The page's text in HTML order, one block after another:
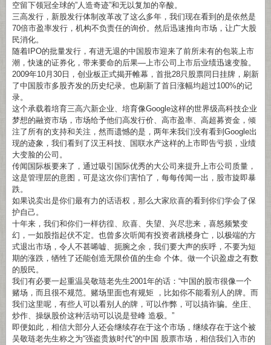
空留下领冠全球的”人造奇迹”和无以复加的辛酸。
三高发行，新股发行体制改革改了这么多年，我们现在看到的是依然是
70倍市盈率发行，机构不负责任的询价。然后迅速推向市场，让广大股
民消化。
随着IPO的批量发行，有进无退的中国股市迎来了前所未有的包装上市
潮，快速的证券化，带来要命的后果—上市公司上市后业绩迅速变脸。
2009年10月30日，创业板正式揭开帷幕，首批28只股票同日挂牌，刷新
了中国股市多股齐发的历史纪录。也刷新了首日涨幅均超过100%的记
录。
这个承载着培育三高六新企业、培育像Google这样的世界级高科技企业
梦想的融资市场，市场给予他们高发行价、高市盈率、高超募资金，倾
注了所有的支持和关注，然而遗憾的是，两年来我们没有看到Google出
现的迹象，我们看到了汉王科技、国联水产这样的上市即告亏损，业绩
大变脸的公司。
传闻国际板要来了，通过吸引国际优秀的大公司来提升上市公司质量，
这是管理层的意图，可是这次你们害怕了，每每传闻一出，股市旋即暴
跌。
如果说卖出是你们最有力的话语权，那么大家欣喜的看到你们学会了保
护自己。
十年来，我们和你们一样彷徨、欣喜、失望、兴尽悲来，喜怒频繁变
幻，一如股指起伏不定。也曾多次听闻有投资者跳楼身亡，以极端的方
式退出市场，令人不甚唏嘘、扼腕之余，我们要大声的疾呼，不要为短
期的涨跌，牺牲了还能创造无限价值的生命 个体。做一个识盈虚之有数
的股民。
我们有必要一起重温吴敬琏老先生2001年的话：“中国的股市很像一个
赌场，而且很不规范。赌场里面也有规矩 ，比如你不能看别人的牌。而
我们这里呢，有些人可以看别人的牌，可以作弊，可以搞诈骗。坐庄、
炒作、操纵股价这种活动可以说是登峰 造极。”
即便如此，相信大部分人还会继续存在于这个市场，继续存在于这个被
吴敬琏老先生称之为“强盗贵族时代”的中国 股票市场，相信我们入市的